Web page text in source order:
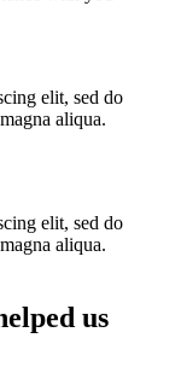
elit, sed do
aliqua.
elit, sed do
aliqua.
us